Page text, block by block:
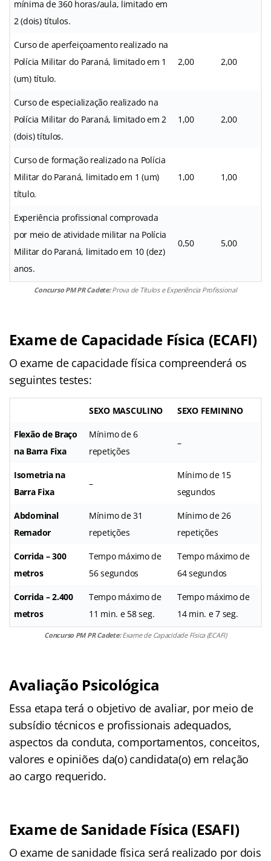
mínima de 360 horas/aula, limitado em
2 (dois) títulos.
Curso de aperfeiçoamento realizado na
Polícia Militar do Paraná, limitado em 1
(um) título.
2,00 2,00
Curso de especialização realizado na
Polícia Militar do Paraná, limitado em 2
(dois) títulos.
1,00 2,00
Curso de formação realizado na Polícia
Militar do Paraná, limitado em 1 (um)
título.
1,00 1,00
Experiência profissional comprovada
por meio de atividade militar na Polícia
Militar do Paraná, limitado em 10 (dez)
anos.
0,50 5,00
Concurso PM PR Cadete:Prova de Títulos e Experiência Profissional
Exame de Capacidade Física (ECAFI)
O exame de capacidade física compreenderá os
seguintes testes:
SEXO MASCULINO SEXO FEMININO
Flexão de Braço
na Barra Fixa
Mínimo de 6
repetições
–
Isometria na
Barra Fixa
–
Mínimo de 15
segundos
Abdominal
Remador
Mínimo de 31
repetições
Mínimo de 26
repetições
Corrida – 300
metros
Tempo máximo de
56 segundos
Tempo máximo de
64 segundos
Corrida – 2.400
metros
Tempo máximo de
11 min. e 58 seg.
Tempo máximo de
14 min. e 7 seg.
Concurso PM PR Cadete:Exame de Capacidade Física (ECAFI)
Avaliação Psicológica
Essa etapa terá o objetivo de avaliar, por meio de
subsídio técnicos e profissionais adequados,
aspectos da conduta, comportamentos, conceitos,
valores e opiniões da(o) candidata(o) em relação
ao cargo requerido.
Exame de Sanidade Física (ESAFI)
O exame de sanidade física será realizado por dois